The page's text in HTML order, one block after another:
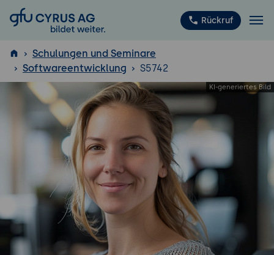
GFU Cyrus AG Rückruf
ISTQB
Schulungen und Seminare
Softwareentwicklung
S5742